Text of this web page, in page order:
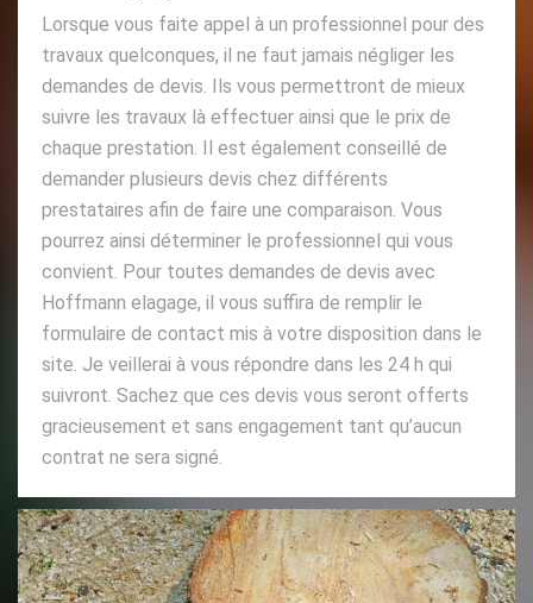
Lorsque vous faite appel à un professionnel pour des
travaux quelconques, il ne faut jamais négliger les
demandes de devis. Ils vous permettront de mieux
suivre les travaux là effectuer ainsi que le prix de
chaque prestation. Il est également conseillé de
demander plusieurs devis chez différents
prestataires afin de faire une comparaison. Vous
pourrez ainsi déterminer le professionnel qui vous
convient. Pour toutes demandes de devis avec
Hoffmann elagage, il vous suffira de remplir le
formulaire de contact mis à votre disposition dans le
site. Je veillerai à vous répondre dans les 24 h qui
suivront. Sachez que ces devis vous seront offerts
gracieusement et sans engagement tant qu’aucun
contrat ne sera signé.